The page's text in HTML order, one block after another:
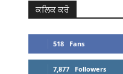
ਕਲਿਕ ਕਰੋ
518 Fans
7,877 Followers